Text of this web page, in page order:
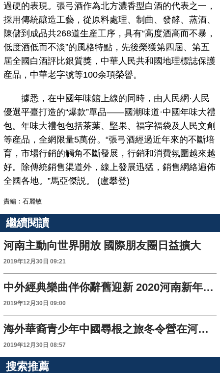
過硬的表現。張弓酒作為北方濃香型白酒的代表之一，
採用傳統釀造工藝，從原料處理、制曲、發酵、蒸酒、
陳儲到成品共268道生産工序，具有“高度酒高而不暴，
低度酒低而不淡”的風格特點，先後榮獲第四屆、第五
屆全國白酒評比銀質獎，中華人民共和國地理標誌保護
産品，中華老字號等100余項榮譽。
據悉，在中國年味館上線的同時，由人民網·人民
優選平臺打造的“爆款”單品——國潮味道·中國年味大禮
包。年味大禮包包括茶葉、堅果、福字福袋及人民文創
等産品，全網限量5萬份。“張弓酒經過近年來的不斷培
育，市場行銷的觸角不斷發展，行銷和消費氛圍越來越
好。除傳統銷售渠道外，線上發展迅猛，銷售網絡遍佈
全國各地。”馬亞傑説。 (盧攀登)
責編：石麗敏
繼續閱讀
河南主動向世界開放 國際朋友圈日益擴大
2019年12月30日 09:21
中外經典樂曲伴你辭舊迎新 2020河南新年音樂會精彩上演
2019年12月30日 09:00
海外華裔青少年中國尋根之旅冬令營在河南開營
2019年12月30日 08:57
搜索推薦